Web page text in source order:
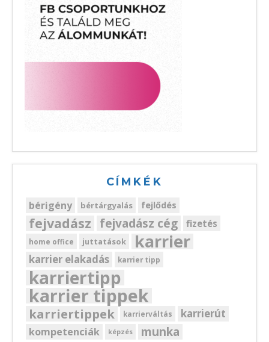
CÍMKÉK
bérigény
bértárgyalás fejlődés
fejvadász fejvadász cég fizetés
home office juttatások karrier
karrier elakadás karrier tipp
karriertipp
karrier tippek
karriertippek karrierváltás karrierút
kompetenciák képzés munka